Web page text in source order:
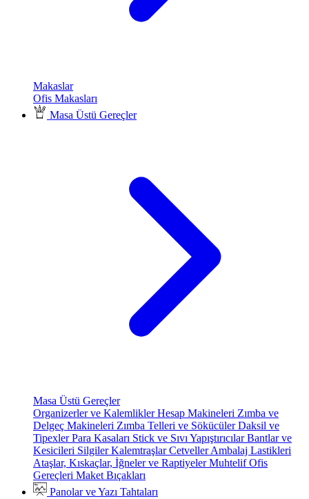
Makaslar
Ofis Makasları
Masa Üstü Gereçler
Masa Üstü Gereçler
Organizerler ve KalemliklerHesap Makineleri Zımba ve
Delgeç Makineleri Zımba Telleri ve SökücülerDaksil ve
TipexlerPara Kasaları Stick ve Sıvı YapıştırıcılarBantlar ve
Kesicileri SilgilerKalemtraşlarCetvellerAmbalaj Lastikleri
Ataşlar, Kıskaçlar, İğneler ve RaptiyelerMuhtelif Ofis
Gereçleri Maket Bıçakları
Panolar ve Yazı Tahtaları